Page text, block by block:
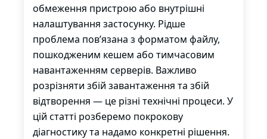
обмеження пристрою або внутрішні
налаштування застосунку. Рідше
проблема пов’язана з форматом файлу,
пошкодженим кешем або тимчасовим
навантаженням серверів. Важливо
розрізняти збій завантаження та збій
відтворення — це різні технічні процеси. У
цій статті розберемо покрокову
діагностику та надамо конкретні рішення.